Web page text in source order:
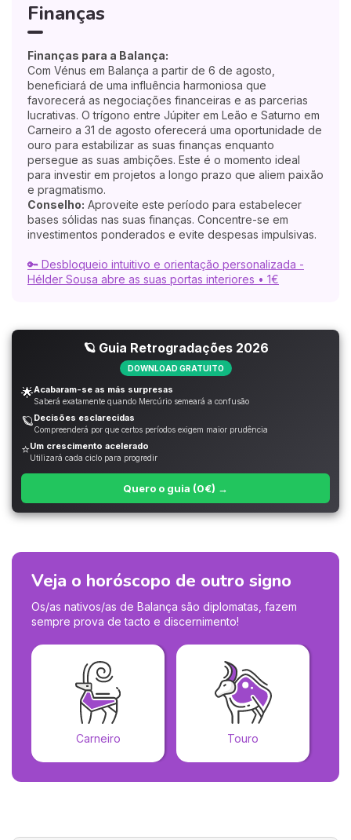
Finanças
Finanças para a Balança:
Com Vénus em Balança a partir de 6 de agosto,
beneficiará de uma influência harmoniosa que
favorecerá as negociações financeiras e as parcerias
lucrativas. O trígono entre Júpiter em Leão e Saturno em
Carneiro a 31 de agosto oferecerá uma oportunidade de
ouro para estabilizar as suas finanças enquanto
persegue as suas ambições. Este é o momento ideal
para investir em projetos a longo prazo que aliem paixão
e pragmatismo.
Conselho: Aproveite este período para estabelecer
bases sólidas nas suas finanças. Concentre-se em
investimentos ponderados e evite despesas impulsivas.
🔑 Desbloqueio intuitivo e orientação personalizada -
Hélder Sousa abre as suas portas interiores • 1€
🪐 Guia Retrogradações 2026
DOWNLOAD GRATUITO
🌟Acabaram-se as más surpresas
Saberá exatamente quando Mercúrio semeará a confusão
🪐Decisões esclarecidas
Compreenderá por que certos períodos exigem maior prudência
⭐Um crescimento acelerado
Utilizará cada ciclo para progredir
Quero o guia (0€) →
Veja o horóscopo de outro signo
Os/as nativos/as de Balança são diplomatas, fazem
sempre prova de tacto e discernimento!
Carneiro Touro